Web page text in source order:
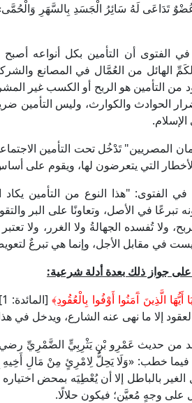
تَدَاعَى لَهُ سَائِرُ الْجَسَدِ بِالسَّهَرِ
في الفتوى أن التأمين بكل أنواعه
الهائل من العُمَّال في المصانع
من التأمين هو الربح أو الكسب غير
الحوادث والكوارث، وليس التأمين
الإسلام.
المصريين" تَدْخُل تحت التأمين
التي يتعرضون لها، ويقوم على
الفتوى: "هذا النوع من التأمين
تبرعًا في الأصل، وتعاونًا على البر
ولا تُفسده الجهالةُ ولا الغرر، ولا
في مقابل الأجل، وإنما هي تبرعٌ
جواز ذلك بعدة أدلة شرعية:
أَيُّهَا الَّذِينَ آَمَنُوا أَوْفُوا بِالْعُقُودِ﴾
إلا ما نهى عنه الشارع، ويدخل في
من حديث عَمْرِو بْنِ يَثْرِبِيٍّ الضَّمْرِيِّ
خطب: «وَلَا يَحِلُّ لِامْرِئٍ مِنْ مَالِ أَخِيهِ
بالباطل إلا أن يُعْطِيَه بمحض
على وجهٍ مُعيَّن؛ فيكون حلالًا.